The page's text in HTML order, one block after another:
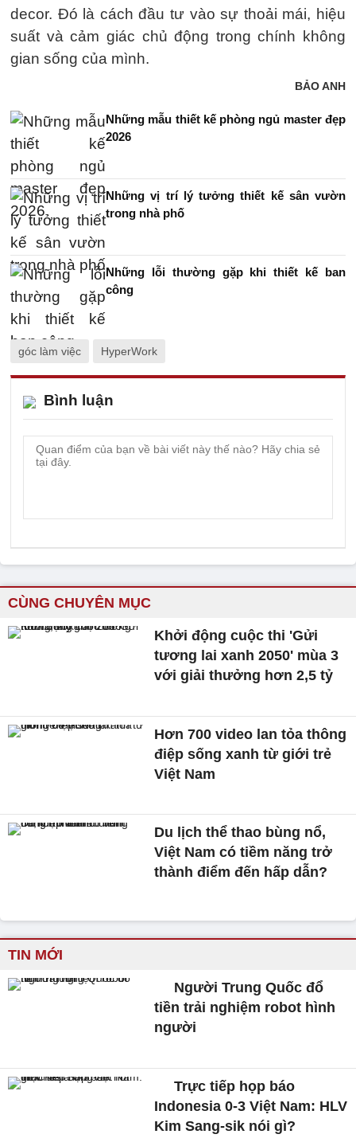
decor. Đó là cách đầu tư vào sự thoải mái, hiệu
suất và cảm giác chủ động trong chính không
gian sống của mình.
BẢO ANH
Những mẫu thiết kế phòng ngủ master đẹp
2026
Những vị trí lý tưởng thiết kế sân vườn
trong nhà phố
Những lỗi thường gặp khi thiết kế ban
công
góc làm việc HyperWork
Bình luận
CÙNG CHUYÊN MỤC
Khởi động cuộc thi 'Gửi
tương lai xanh 2050' mùa 3
với giải thưởng hơn 2,5 tỷ
Hơn 700 video lan tỏa thông
điệp sống xanh từ giới trẻ
Việt Nam
Du lịch thể thao bùng nổ,
Việt Nam có tiềm năng trở
thành điểm đến hấp dẫn?
TIN MỚI
Người Trung Quốc đổ
tiền trải nghiệm robot hình
người
Trực tiếp họp báo
Indonesia 0-3 Việt Nam: HLV
Kim Sang-sik nói gì?